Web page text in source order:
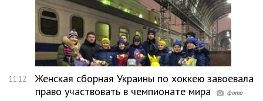
11:12
Женская сборная Украины по хоккею завоевала
право участвовать в чемпионате мира